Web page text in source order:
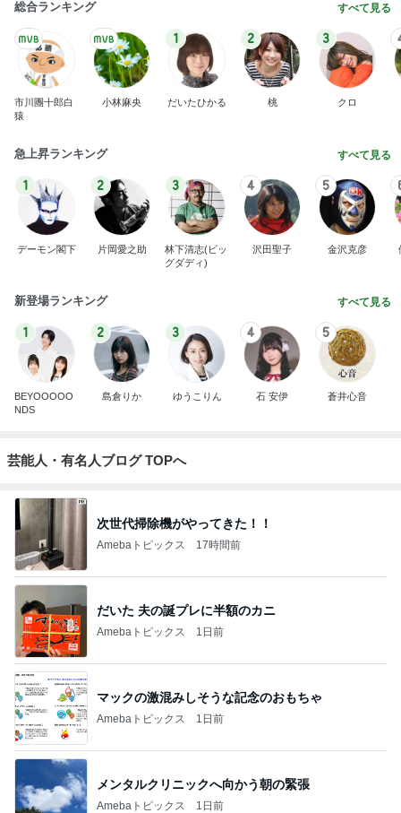
総合ランキング すべて見る
市川團十郎白
猿
小林麻央
1
だいたひかる
2
桃
3
クロ
急上昇ランキング すべて見る
1
デーモン閣下
2
片岡愛之助
3
林下清志(ビッ
グダディ)
4
沢田聖子
5
金沢克彦
新登場ランキング すべて見る
1
BEYOOOOO
NDS
2
島倉りか
3
ゆうこりん
4
石 安伊
5
蒼井心音
芸能人・有名人ブログ TOPへ
次世代掃除機がやってきた！！
Amebaトピックス 17時間前
だいた 夫の誕プレに半額のカニ
Amebaトピックス 1日前
マックの激混みしそうな記念のおもちゃ
Amebaトピックス 1日前
メンタルクリニックへ向かう朝の緊張
Amebaトピックス 1日前